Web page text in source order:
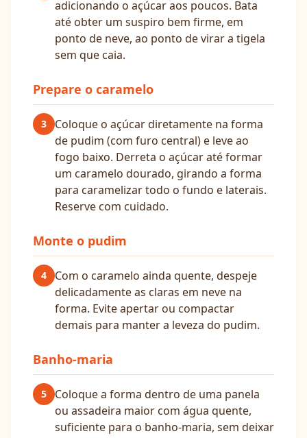
adicionando o açúcar aos poucos. Bata
até obter um suspiro bem firme, em
ponto de neve, ao ponto de virar a tigela
sem que caia.
Prepare o caramelo
3
Coloque o açúcar diretamente na forma
de pudim (com furo central) e leve ao
fogo baixo. Derreta o açúcar até formar
um caramelo dourado, girando a forma
para caramelizar todo o fundo e laterais.
Reserve com cuidado.
Monte o pudim
4
Com o caramelo ainda quente, despeje
delicadamente as claras em neve na
forma. Evite apertar ou compactar
demais para manter a leveza do pudim.
Banho-maria
5
Coloque a forma dentro de uma panela
ou assadeira maior com água quente,
suficiente para o banho-maria, sem deixar